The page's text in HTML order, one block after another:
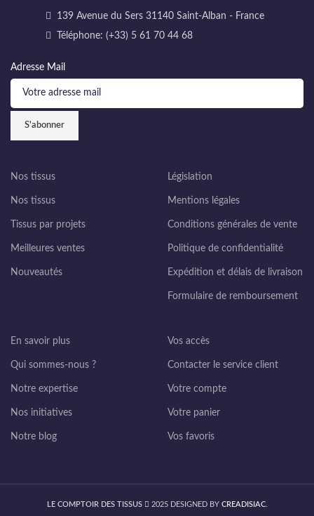
139 Avenue du Sers 31140 Saint-Alban - France
Téléphone: (+33) 5 61 70 44 68
Adresse Mail
Nos tissus
Nos tissus
Tissus par projets
Meilleures ventes
Nouveautés
Législation
Mentions légales
Conditions générales de vente
Politique de confidentialité
Expédition et délais de livraison
Formulaire de remboursement
En savoir plus
Qui sommes-nous ?
Notre expertise
Nos initiatives
Notre blog
Vos accès
Contacter le service client
Votre compte
Votre panier
Vos favoris
LE COMPTOIR DES TISSUS 2025 DESIGNED BY CREADISIAC.